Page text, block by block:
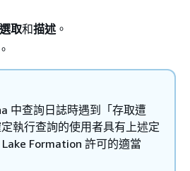
選取和描述 。
中查詢日誌時遇到「存取遭
執行查詢的使用者具有上述定
Formation 許可的適當